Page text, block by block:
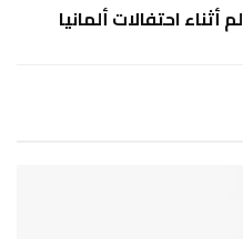
احتفالات ألمانيا